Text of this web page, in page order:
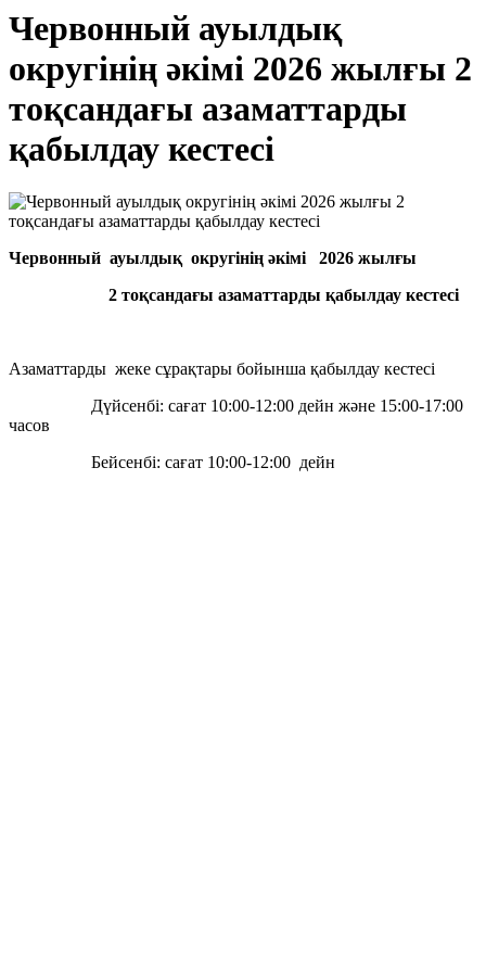
Червонный ауылдық
округінің әкімі 2026 жылғы 2
тоқсандағы азаматтарды
қабылдау кестесі
Червонный ауылдық округінің әкімі 2026 жылғы
2 тоқсандағы азаматтарды қабылдау кестесі
Азаматтарды жеке сұрақтары бойынша қабылдау кестесі
Дүйсенбі: сағат 10:00-12:00 дейн және 15:00-17:00
часов
Бейсенбі: сағат 10:00-12:00 дейн